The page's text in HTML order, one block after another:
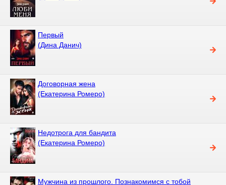
Первый
(Дина Данич)
Договорная жена
(Екатерина Ромеро)
Недотрога для бандита
(Екатерина Ромеро)
Мужчина из прошлого. Познакомимся с тобой